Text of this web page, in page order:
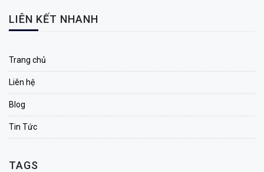
LIÊN KẾT NHANH
Trang chủ
Liên hệ
Blog
Tin Tức
TAGS